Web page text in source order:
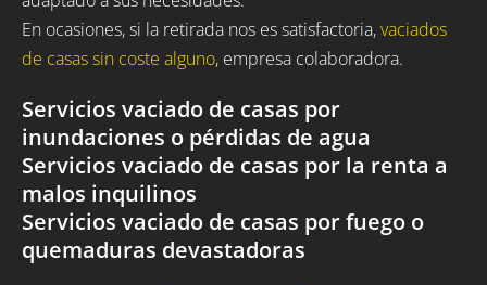
En ocasiones, si la retirada nos es satisfactoria,vaciados
de casas sin coste alguno, empresa colaboradora.
Servicios vaciado de casas por
inundaciones o pérdidas de agua
Servicios vaciado de casas por la renta a
malos inquilinos
Servicios vaciado de casas por fuego o
quemaduras devastadoras